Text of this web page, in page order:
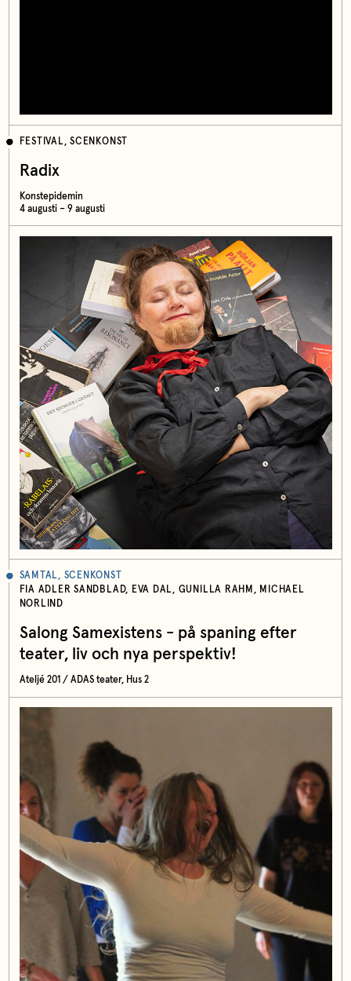
FESTIVAL, SCENKONST
Radix
Konstepidemin
4 augusti – 9 augusti
SAMTAL, SCENKONST
FIA ADLER SANDBLAD, EVA DAL, GUNILLA RAHM, MICHAEL
NORLIND
Salong Samexistens - på spaning efter
teater, liv och nya perspektiv!
Ateljé 201 / ADAS teater, Hus 2